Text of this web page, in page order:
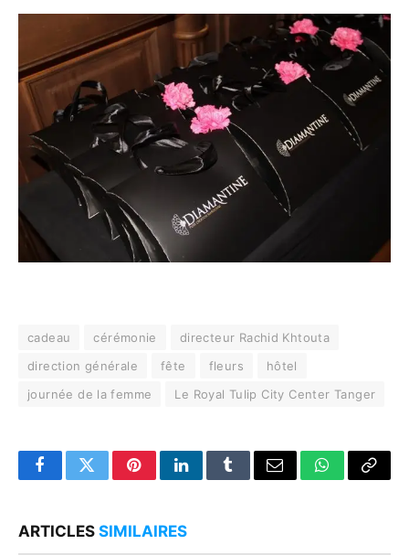
cadeau cérémonie
directeur Rachid Khtouta
direction générale
fête fleurs
hôtel
journée de la femme
Le Royal Tulip City Center Tanger
FacebookTwitterPinterestLinkedInTumblrEmail WhatsApp
Copy
ARTICLES SIMILAIRES